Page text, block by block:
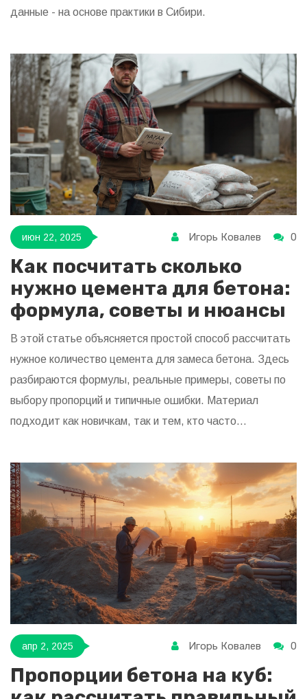
данные - на основе практики в Сибири.
июн 22, 2025 Игорь Ковалев 0
Как посчитать сколько
нужно цемента для бетона:
формула, советы и нюансы
В этой статье объясняется простой способ рассчитать
нужное количество цемента для замеса бетона. Здесь
разбираются формулы, реальные примеры, советы по
выбору пропорций и типичные ошибки. Материал
подходит как новичкам, так и тем, кто часто
полезные лайфхаки, чтобы бетон получился крепким, а
расходы не вышли из-под контроля. Читатель узнает,
как делать расчёты быстро, без лишней головной боли.
апр 2, 2025 Игорь Ковалев 0
Пропорции бетона на куб: